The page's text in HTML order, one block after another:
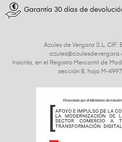
Garantía 30 días de
Azules de Vergara S.L. CIF:
Inscrita, en el Registro Mercantil de
sección 8, hoja M-